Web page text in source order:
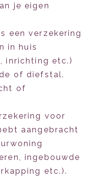
je eigen
een verzekering
in huis
inrichting etc.)
of diefstal.
of
voor
aangebracht
ingebouwde
etc.).